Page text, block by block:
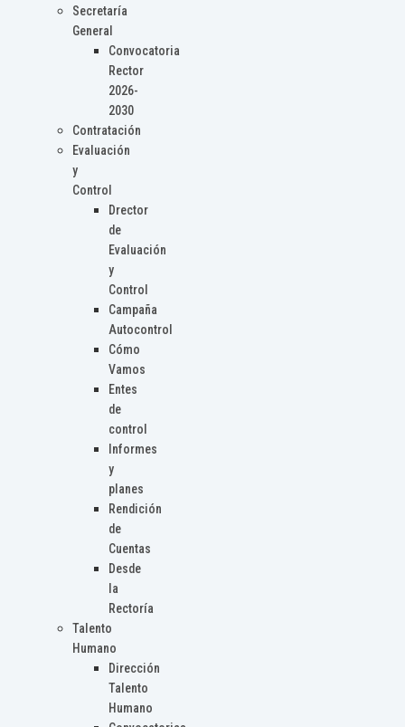
Secretaría
General
Convocatoria
Rector
2026-
2030
Contratación
Evaluación
y
Control
Drector
de
Evaluación
y
Control
Campaña
Autocontrol
Cómo
Vamos
Entes
de
control
Informes
y
planes
Rendición
de
Cuentas
Desde
la
Rectoría
Talento
Humano
Dirección
Talento
Humano